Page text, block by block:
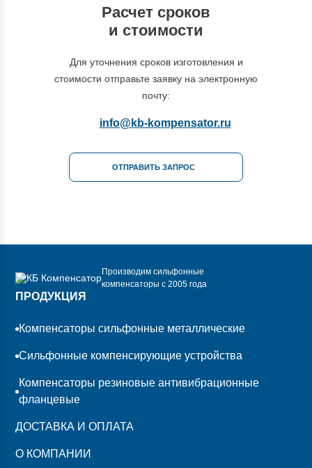
Расчет сроков
и стоимости
Для уточнения сроков изготовления и
стоимости отправьте заявку на электронную
почту:
info@kb-kompensator.ru
ОТПРАВИТЬ ЗАПРОС
Производим сильфонные
компенсаторы с 2005 года
ПРОДУКЦИЯ
Компенсаторы сильфонные металлические
Сильфонные компенсирующие устройства
Компенсаторы резиновые антивибрационные
фланцевые
ДОСТАВКА И ОПЛАТА
О КОМПАНИИ